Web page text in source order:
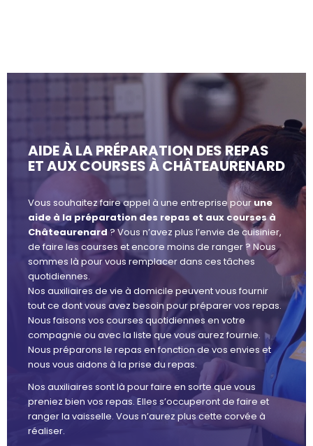
AIDE À LA PRÉPARATION DES REPAS
ET AUX COURSES À CHÂTEAURENARD
Vous souhaitez faire appel à une entreprise pourune
aide à la préparation des repas et aux courses à
Châteaurenard? Vous n’avez plus l’envie de cuisinier,
de faire les courses et encore moins de ranger ? Nous
sommes là pour vous remplacer dans ces tâches
quotidiennes.
Nos auxiliaires de vie à domicile peuvent vous fournir
tout ce dont vous avez besoin pour préparer vos repas.
Nous faisons vos courses quotidiennes en votre
compagnie ou avec la liste que vous aurez fournie.
Nous préparons le repas en fonction de vos envies et
nous vous aidons à la prise du repas.
Nos auxiliaires sont là pour faire en sorte que vous
preniez bien vos repas. Elles s’occuperont de faire et
ranger la vaisselle. Vous n’aurez plus cette corvée à
réaliser.